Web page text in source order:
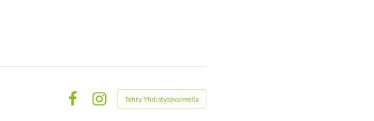
Instagram
Tehty Yhdistysavaimella